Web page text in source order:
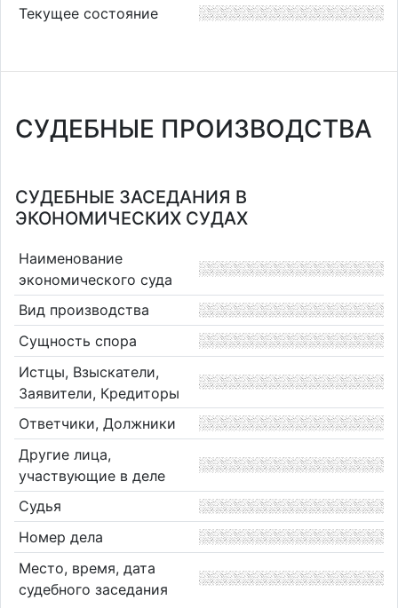
Текущее состояние
СУДЕБНЫЕ ПРОИЗВОДСТВА
СУДЕБНЫЕ ЗАСЕДАНИЯ В
ЭКОНОМИЧЕСКИХ СУДАХ
Наименование
экономического суда
Вид производства
Сущность спора
Истцы, Взыскатели,
Заявители, Кредиторы
Ответчики, Должники
Другие лица,
участвующие в деле
Судья
Номер дела
Место, время, дата
судебного заседания